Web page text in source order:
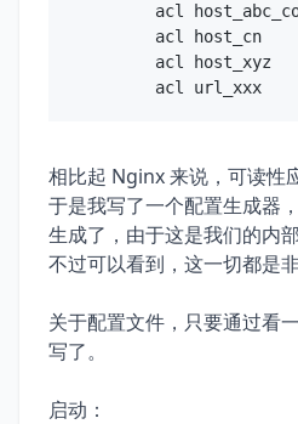
acl
acl host_cn
acl host_xyz
acl url_xxx
use_backend
use_backend
backend default-
相比起 Nginx 来说，可读性
于是我写了一个配置生成器
生成了，由于这是我们的内
不过可以看到，这一切都是
关于配置文件，只要通过看
写了。
启动：